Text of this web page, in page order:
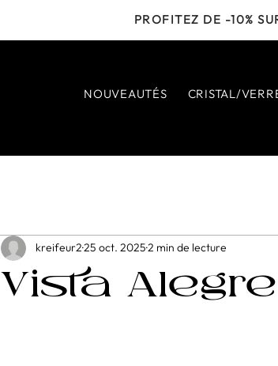
PROFITEZ DE -10%
NOUVEAUTÉS CRISTAL/
Vista Alegre
kreifeur225 oct. 20252 min de lecture